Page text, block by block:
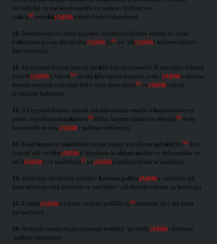
vel’udvâni ve ma’siyeti-rrasûli ve tenâcev bilbirri ve-
ttakvâ(s)vettekû(A)llâhe-lleżî ileyhi tu hşerûn(e)
10. İnnemâ-nnecvâ mine-şşeytâni liyahzune-lleżîne âmenû ve leyse
bi dârrihim şey-en illâ bi-iżni(A)llâh(i)(c)ve ’ala(A)llâhi felyetevekkeli-
lmu/minûn(e)
11. Yâ eyyuhâ-lleżîne âmenû iżâ kîle lekum tefessehû fî-lmecâlisi fefsehû
yefsehi(A)llâhu lekum(s)ve-iżâ kîle-nşuzû fenşuzû yerfa’i(A)llâhu-lleżîne
âmenû minkum velleżîne ûtû-l’ilme deracât(in)(c)va(A)llâhu bimâ
ta’melûne ḣabîr(un)
12. Yâ eyyuhâ-lleżîne âmenû iżâ nâceytumu-rrasûle fekaddimû beyne
yedey necvâkum sadaka(ten)(c)żâlike ḣayrun lekum ve ather(u)(c)fe-in
lem tecidû fe-inna(A)llâhe ġafûrun rahîm(un)
13. E-eşfektum en tu kaddimû beyne yedey necvâkum sadakât(in)(c)fe-iż
lem tef’alû ve tâba(A)llâhu ‘aleykum fe-akîmû-ssalâte ve âtû-zzekâte ve-
etî’û(A)llâhe ve rasûleh(u)(c)va(A)llâhu ḣabîrun bimâ ta’melûn(e)
14. Elem tera ilâ-lleżîne tevellev kavmen ġadiba(A)llâhu ‘aleyhim mâ
hum minkum velâ minhum ve yahlifûne ‘alâ-lkeżibi vehum ya’lemûn(e)
15. E’adda(A)llâhu lehum ‘ażâben şedîdâ(en)(s)innehum sâ-e mâ kânû
ya’melûn(e)
16. İtteḣażû eymânehum cunneten fesaddû ‘an sebîli(A)llâhi felehum
‘ażâbun muhîn(un)